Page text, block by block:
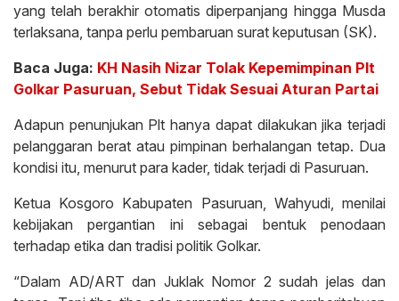
yang telah berakhir otomatis diperpanjang hingga Musda
terlaksana, tanpa perlu pembaruan surat keputusan (SK).
Baca Juga: KH Nasih Nizar Tolak Kepemimpinan Plt
Golkar Pasuruan, Sebut Tidak Sesuai Aturan Partai
Adapun penunjukan Plt hanya dapat dilakukan jika terjadi
pelanggaran berat atau pimpinan berhalangan tetap. Dua
kondisi itu, menurut para kader, tidak terjadi di Pasuruan.
Ketua Kosgoro Kabupaten Pasuruan, Wahyudi, menilai
kebijakan pergantian ini sebagai bentuk penodaan
terhadap etika dan tradisi politik Golkar.
“Dalam AD/ART dan Juklak Nomor 2 sudah jelas dan